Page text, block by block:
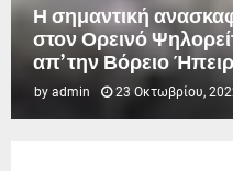
Η σημαντική
στον Ορεινό
απ’ την Βόρειο
by admin 23 Οκτωβρίου,